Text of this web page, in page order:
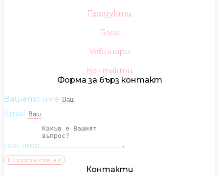
Продукти
Блог
Уебинари
Контакти
Форма за бърз контакт
Вашето име
Email
text area
Попитайте ни!
Контакти